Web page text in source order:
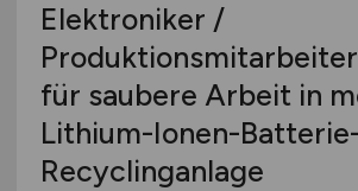
Elektroniker /
Produktionsmitarbeiter
für saubere Arbeit in
Lithium-Ionen-
Recyclinganlage